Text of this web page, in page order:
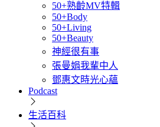
50+熟齡MV特輯
50+Body
50+Living
50+Beauty
神經很有事
張曼娟我輩中人
鄧惠文時光心蘊
Podcast
生活百科